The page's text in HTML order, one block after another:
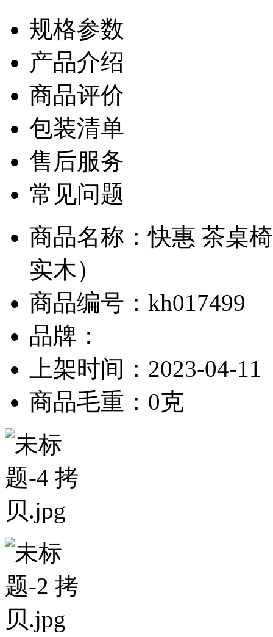
规格参数
产品介绍
商品评价
包装清单
售后服务
常见问题
商品名称：快惠 茶桌
实木）
商品编号：kh017499
品牌：
上架时间：2023-04-11
商品毛重：0克